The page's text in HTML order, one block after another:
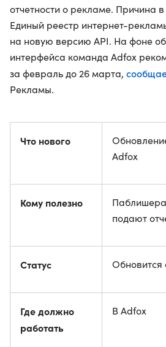
отчетности о рекламе. Причина в
Единый реестр интернет-
на новую версию API. На фоне
интерфейса команда Adfox
за февраль до 26 марта,
Рекламы.
Что нового
Adfox
Кому полезно
подают
Статус Обновится
Где должно
работать
В Adfox